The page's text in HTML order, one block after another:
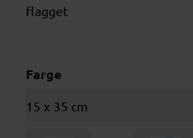
flagget
Farge
15 x 35 cm